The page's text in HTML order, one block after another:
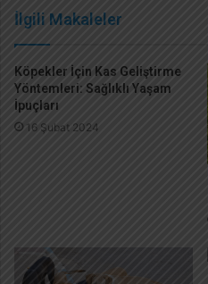
İlgili Makaleler
Köpekler İçin Kas Geliştirme
Yöntemleri: Sağlıklı Yaşam
İpuçları
16 Şubat 2024